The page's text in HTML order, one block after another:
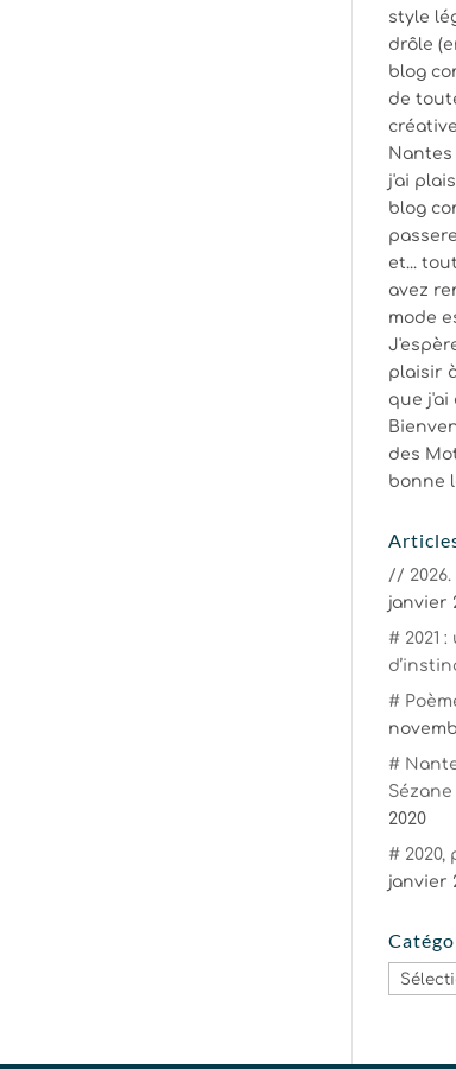
style
drôle
blog
de
j'ai
blog
et...
avez
mode
plaisir
que j'ai
des
bonne
//
janvier
# 2021
#
#
2020
# 2020,
janvier